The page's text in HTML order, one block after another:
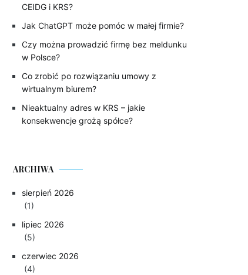
CEIDG i KRS?
Jak ChatGPT może pomóc w małej firmie?
Czy można prowadzić firmę bez meldunku
w Polsce?
Co zrobić po rozwiązaniu umowy z
wirtualnym biurem?
Nieaktualny adres w KRS – jakie
konsekwencje grożą spółce?
ARCHIWA
sierpień 2026
(1)
lipiec 2026
(5)
czerwiec 2026
(4)